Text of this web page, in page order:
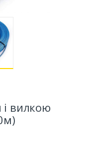
і вилкою